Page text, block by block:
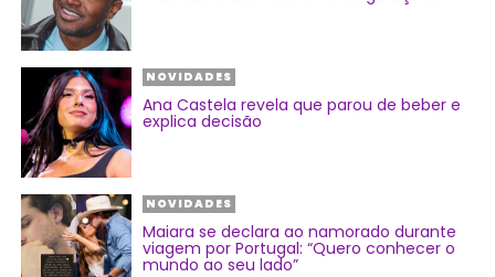
NOVIDADES
Ana Castela revela que parou de beber e
explica decisão
NOVIDADES
Maiara se declara ao namorado durante
viagem por Portugal: “Quero conhecer o
mundo ao seu lado”